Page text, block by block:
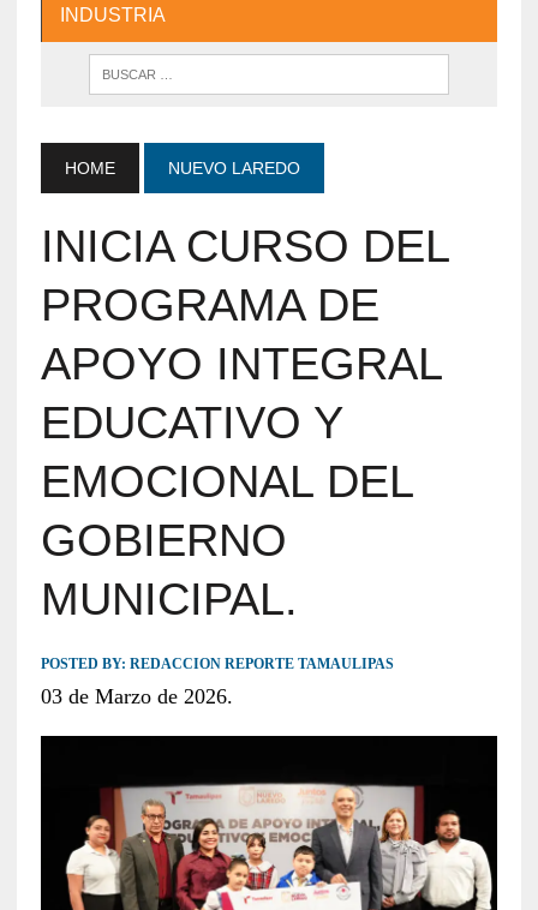
INDUSTRIA
HOME NUEVO LAREDO
INICIA CURSO DEL
PROGRAMA DE
APOYO INTEGRAL
EDUCATIVO Y
EMOCIONAL DEL
GOBIERNO
MUNICIPAL.
POSTED BY: REDACCION REPORTE TAMAULIPAS
03 de Marzo de 2026.